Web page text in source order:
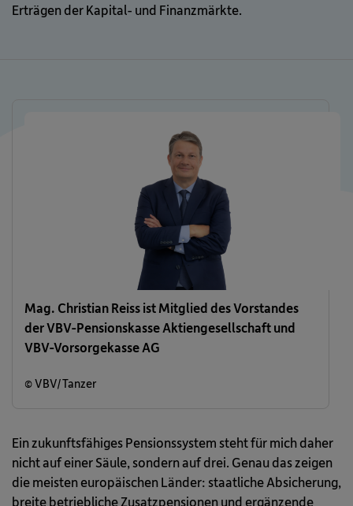
Erträgen der Kapital- und Finanzmärkte.
Mag. Christian Reiss ist Mitglied des Vorstandes
der VBV-Pensionskasse Aktiengesellschaft und
VBV-Vorsorgekasse AG
© VBV/Tanzer
Ein zukunftsfähiges Pensionssystem steht für mich daher
nicht auf einer Säule, sondern auf drei. Genau das zeigen
die meisten europäischen Länder: staatliche Absicherung,
breite betriebliche Zusatzpensionen und ergänzende